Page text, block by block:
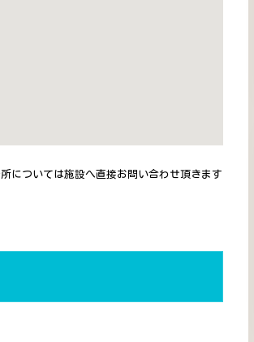
については施設へ直接お問い合わせ頂きます